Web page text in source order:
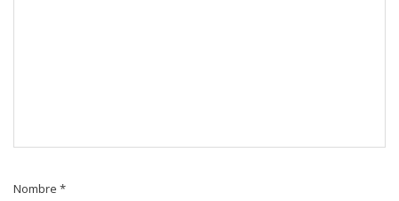
Nombre *